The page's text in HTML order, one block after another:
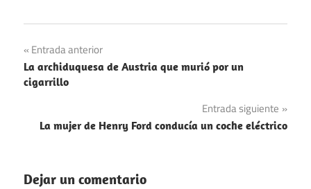
España
Navegación
de
Entrada anterior
La archiduquesa de Austria que murió por un
cigarrillo
Entrada siguiente
La mujer de Henry Ford conducía un coche eléctrico
Dejar un comentario